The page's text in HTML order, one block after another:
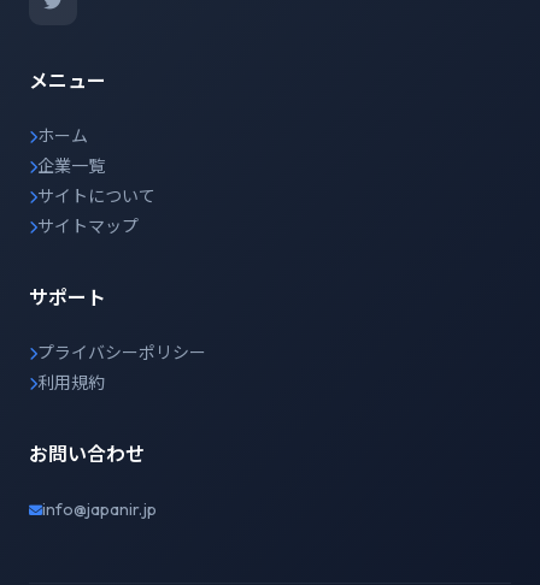
メニュー
ホーム
企業一覧
サイトについて
サイトマップ
サポート
プライバシーポリシー
利用規約
お問い合わせ
info@japanir.jp